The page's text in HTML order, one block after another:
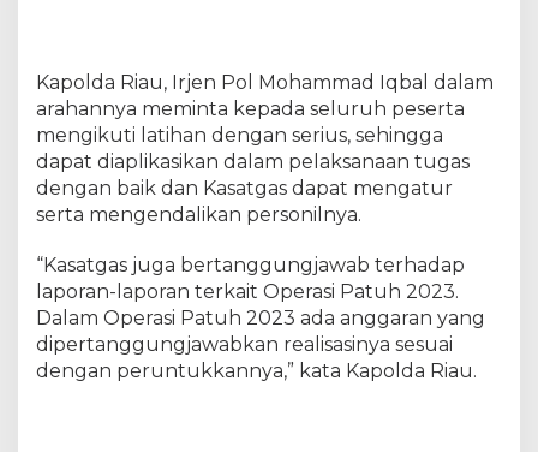
r
a
s
i
P
a
h
L
a
n
c
Kapolda Riau, Irjen Pol Mohammad Iqbal dalam
arahannya meminta kepada seluruh peserta
mengikuti latihan dengan serius, sehingga
dapat diaplikasikan dalam pelaksanaan tugas
dengan baik dan Kasatgas dapat mengatur
serta mengendalikan personilnya.
“Kasatgas juga bertanggungjawab terhadap
laporan-laporan terkait Operasi Patuh 2023.
Dalam Operasi Patuh 2023 ada anggaran yang
dipertanggungjawabkan realisasinya sesuai
dengan peruntukkannya,” kata Kapolda Riau.